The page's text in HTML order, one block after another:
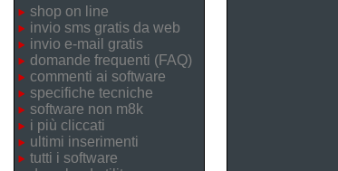
shop on line
invio sms gratis da web
invio e-mail gratis
domande frequenti (FAQ)
commenti ai software
specifiche tecniche
software non m8k
i più cliccati
ultimi inserimenti
tutti i software